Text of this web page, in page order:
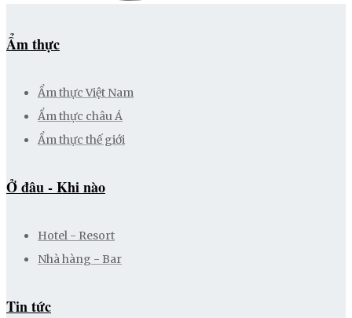
Ẩm thực
Ẩm thực Việt Nam
Ẩm thực châu Á
Ẩm thực thế giới
Ở đâu - Khi nào
Hotel - Resort
Nhà hàng - Bar
Tin tức